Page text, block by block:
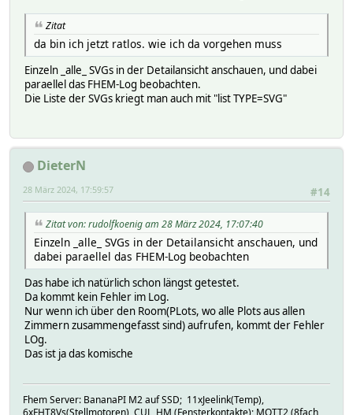
Zitat
da bin ich jetzt ratlos. wie ich da vorgehen muss
Einzeln _alle_ SVGs in der Detailansicht anschauen, und dabei
paraellel das FHEM-Log beobachten.
Die Liste der SVGs kriegt man auch mit "list TYPE=SVG"
DieterN
#14
28 März 2024, 17:59:57
Zitat von: rudolfkoenig am 28 März 2024, 17:07:40
Einzeln _alle_ SVGs in der Detailansicht anschauen, und
dabei paraellel das FHEM-Log beobachten
Das habe ich natürlich schon längst getestet.
Da kommt kein Fehler im Log.
Nur wenn ich über den Room(PLots, wo alle Plots aus allen
Zimmern zusammengefasst sind) aufrufen, kommt der Fehler
LOg.
Das ist ja das komische
Fhem Server: BananaPI M2 auf SSD; 11xJeelink(Temp),